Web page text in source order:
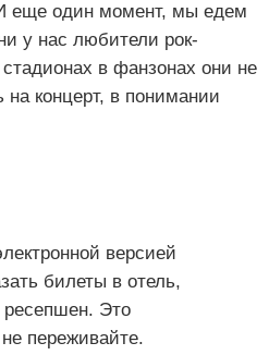
еще один момент, мы едем
у нас любители рок-
в фанзонах они не
концерт, в понимании
версией
билеты в отель,
ресепшен. Это
не переживайте.